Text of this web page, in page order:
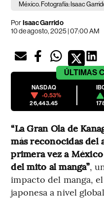
México. Fotografía: Isaac
PorIsaac Garrido
10 de agosto, 2025 | 07:00 AM
ÚLTIMAS
NASDAQ
-0.53%
26,443.45
“La Gran Ola de
más reconocidas del
primera vez a
del mito al manga”,
impacto del manga,
japonesa a nivel